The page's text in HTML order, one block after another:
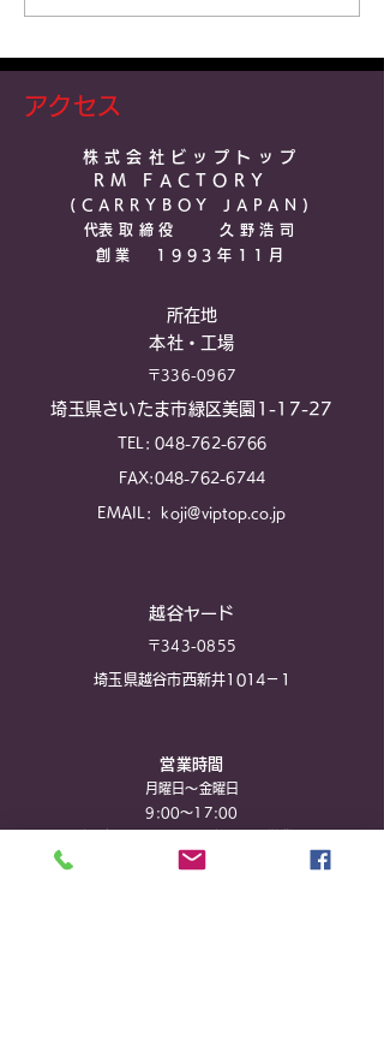
タカー”タンドラ Ｗキャ
アクセス
株式会社ビップトップ
RM FACTO
RY
(CARRYBOY JAPAN)​
​代表取締役 久野浩司
​創業 1993年11月
所在地
本社・工場
〒336-0967
埼玉県さいたま市緑区美園1-17-27
TEL:048-762-6766
FAX:048-762-6744
EMAIL: koji@viptop.co.jp
越谷ヤード
〒343-0855
埼玉県越谷市西新井1014－1
営業時間
月曜日～金曜日
9:00～17:00